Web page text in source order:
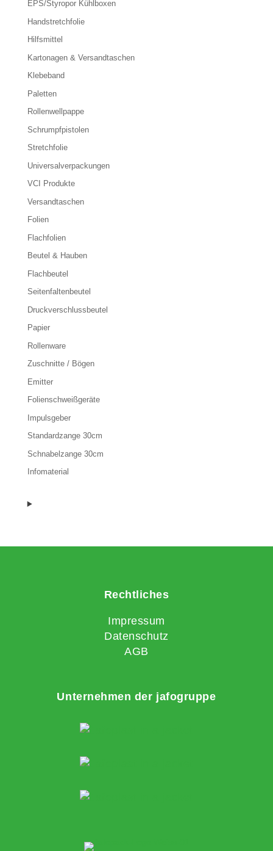
EPS/Styropor Kühlboxen
Handstretchfolie
Hilfsmittel
Kartonagen & Versandtaschen
Klebeband
Paletten
Rollenwellpappe
Schrumpfpistolen
Stretchfolie
Universalverpackungen
VCI Produkte
Versandtaschen
Folien
Flachfolien
Beutel & Hauben
Flachbeutel
Seitenfaltenbeutel
Druckverschlussbeutel
Papier
Rollenware
Zuschnitte / Bögen
Emitter
Folienschweißgeräte
Impulsgeber
Standardzange 30cm
Schnabelzange 30cm
Infomaterial
Rechtliches
Impressum
Datenschutz
AGB
Unternehmen der jafogruppe